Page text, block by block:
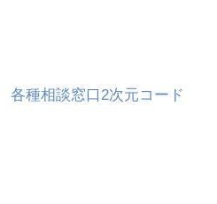
種相談窓口2次元コード